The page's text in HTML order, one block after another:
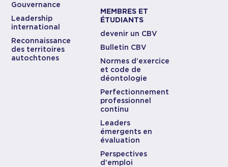
Gouvernance
Leadership
international
Reconnaissance
des territoires
autochtones
MEMBRES ET
ÉTUDIANTS
devenir un CBV
Bulletin CBV
Normes d’exercice
et code de
déontologie
Perfectionnement
professionnel
continu
Leaders
émergents en
évaluation
Perspectives
d’emploi